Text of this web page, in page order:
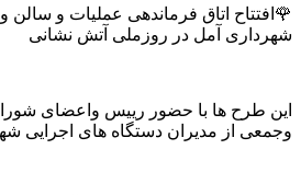
🌹افتتاح اتاق فرماندهی عملیات و
شهرداری آمل در روزملی آتش نشانی
این طرح ها با حضور رییس واعضای
وجمعی از مدیران دستگاه های اجرایی